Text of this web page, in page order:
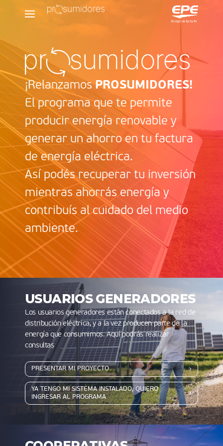
¡Relanzamos PROSUMIDORES!
El programa que te permite
producir energía renovable y
generar un ahorro en tu factura
de energía eléctrica.
Así podés recuperar tu inversión
mientras ahorrás energía y
contribuís al cuidado del medio
ambiente.
USUARIOS GENERADORES
Los usuarios generadores están conectados a la red de
distribución eléctrica, y a la vez producen parte de la
energía que consumimos. Aquí podrás realizar
consultas
PRESENTAR MI PROYECTO
YA TENGO MI SISTEMA INSTALADO, QUIERO
INGRESAR AL PROGRAMA